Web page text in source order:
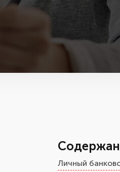
Личный